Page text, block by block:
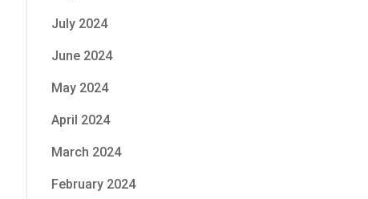
July 2024
June 2024
May 2024
April 2024
March 2024
February 2024